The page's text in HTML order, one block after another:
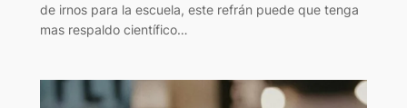
de irnos para la escuela, este refrán puede que tenga
mas respaldo científico…